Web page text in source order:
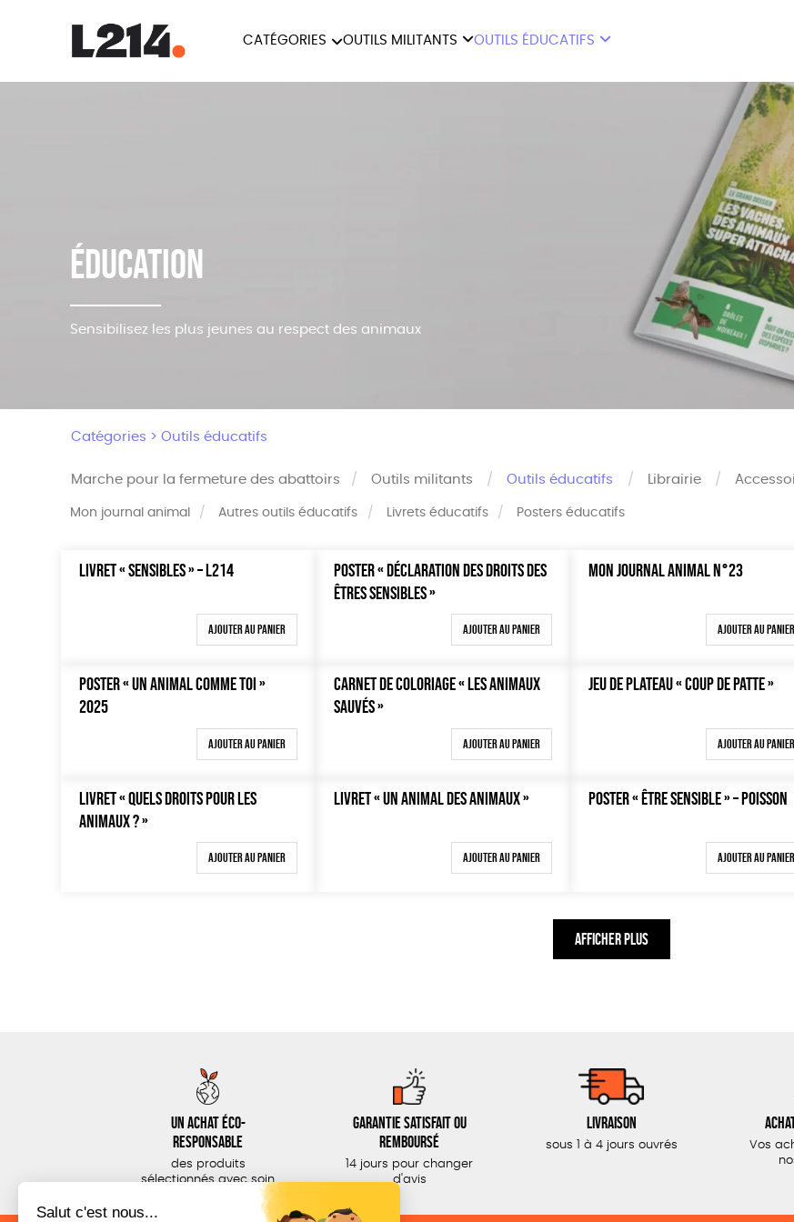
CATÉGORIES OUTILS MILITANTS OUTILS ÉDUCATIFS
Éducation
Sensibilisez les plus jeunes au respect des animaux
Catégories >Outils éducatifs
Marche pour la fermeture des abattoirs Outils militants Outils éducatifs
Mon journal animal Autres outils éducatifs Livrets éducatifs Posters éducatifs
Librairie
Trier par
Prix : du + cher au - cher
Prix
Tous
150 € - 200 €
Mots clés
OEKO-Tex, PETA
LIVRET « SENSIBLES » – L214
Ajouter au panier
POSTER « DÉCLARATION DES DROITS DES
ÊTRES SENSIBLES »
Ajouter au panier
MON JOURNAL ANIMAL N°23
Ajouter au panier
POSTER « UN ANIMAL COMME TOI »
2025
Ajouter au panier
CARNET DE COLORIAGE « LES ANIMAUX
SAUVÉS »
Ajouter au panier
JEU DE PLATEAU « COUP DE PATTE »
Ajouter au panier
LIVRET « QUELS DROITS POUR LES
ANIMAUX ? »
Ajouter au panier
LIVRET « UN ANIMAL DES ANIMAUX »
Ajouter au panier
POSTER « ÊTRE SENSIBLE » – POISSON
Ajouter au panier
AFFICHER PLUS
Un achat éco-
responsable
des produits
sélectionnés avec soin
Garantie satisfait ou
remboursé
14 jours pour changer
d'avis
Livraison
sous 1 à 4 jours ouvrés
Vos